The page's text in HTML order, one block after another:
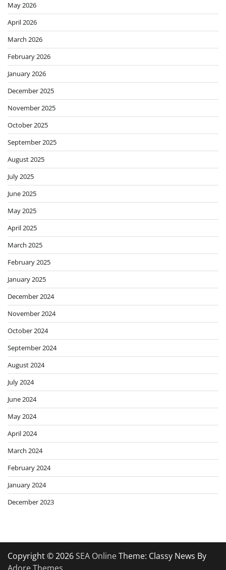
May 2026
April 2026
March 2026
February 2026
January 2026
December 2025
November 2025
October 2025
September 2025
August 2025
July 2025
June 2025
May 2025
April 2025
March 2025
February 2025
January 2025
December 2024
November 2024
October 2024
September 2024
August 2024
July 2024
June 2024
May 2024
April 2024
March 2024
February 2024
January 2024
December 2023
Copyright © 2026SEA OnlineTheme: Classy News By